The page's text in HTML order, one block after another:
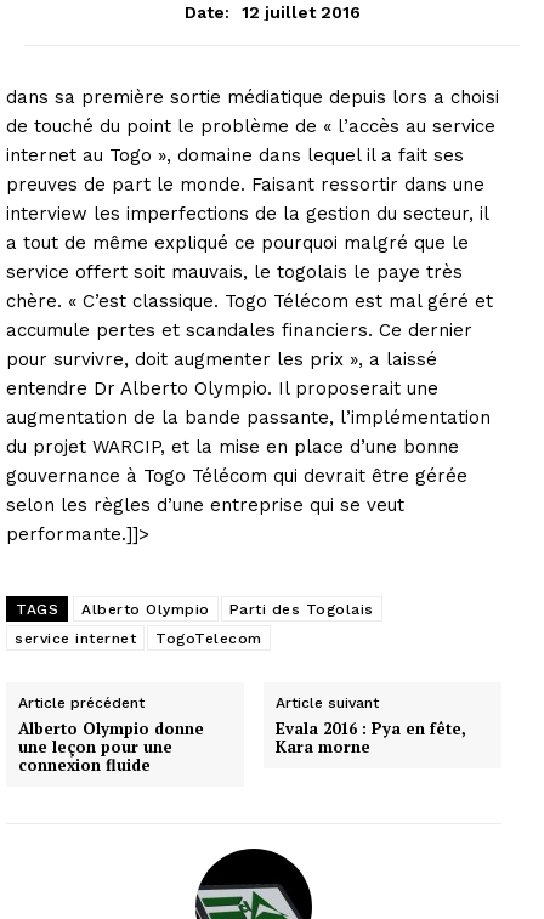
Date:
12 juillet 2016
dans sa première sortie médiatique depuis lors a choisi
de touché du point le problème de « l’accès au service
internet au Togo », domaine dans lequel il a fait ses
preuves de part le monde. Faisant ressortir dans une
interview les imperfections de la gestion du secteur, il
a tout de même expliqué ce pourquoi malgré que le
service offert soit mauvais, le togolais le paye très
chère. « C’est classique. Togo Télécom est mal géré et
accumule pertes et scandales financiers. Ce dernier
pour survivre, doit augmenter les prix », a laissé
entendre Dr Alberto Olympio. Il proposerait une
augmentation de la bande passante, l’implémentation
du projet WARCIP, et la mise en place d’une bonne
gouvernance à Togo Télécom qui devrait être gérée
selon les règles d’une entreprise qui se veut
performante.]]>
TAGS Alberto Olympio
Parti des Togolais
service internet
TogoTelecom
Article précédent
Alberto Olympio donne
une leçon pour une
connexion fluide
Article suivant
Evala 2016 : Pya en fête,
Kara morne